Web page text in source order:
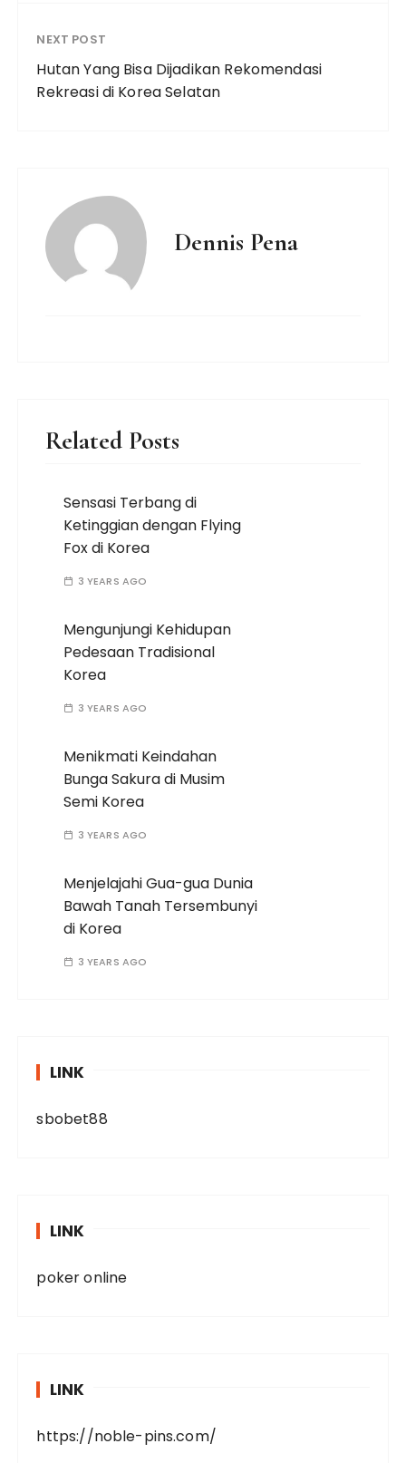
NEXT POST
Hutan Yang Bisa Dijadikan Rekomendasi
Rekreasi di Korea Selatan
Dennis Pena
Related Posts
Sensasi Terbang di
Ketinggian dengan Flying
Fox di Korea
3 YEARS AGO
Mengunjungi Kehidupan
Pedesaan Tradisional
Korea
3 YEARS AGO
Menikmati Keindahan
Bunga Sakura di Musim
Semi Korea
3 YEARS AGO
Menjelajahi Gua-gua Dunia
Bawah Tanah Tersembunyi
di Korea
3 YEARS AGO
LINK
sbobet88
LINK
poker online
LINK
https://noble-pins.com/